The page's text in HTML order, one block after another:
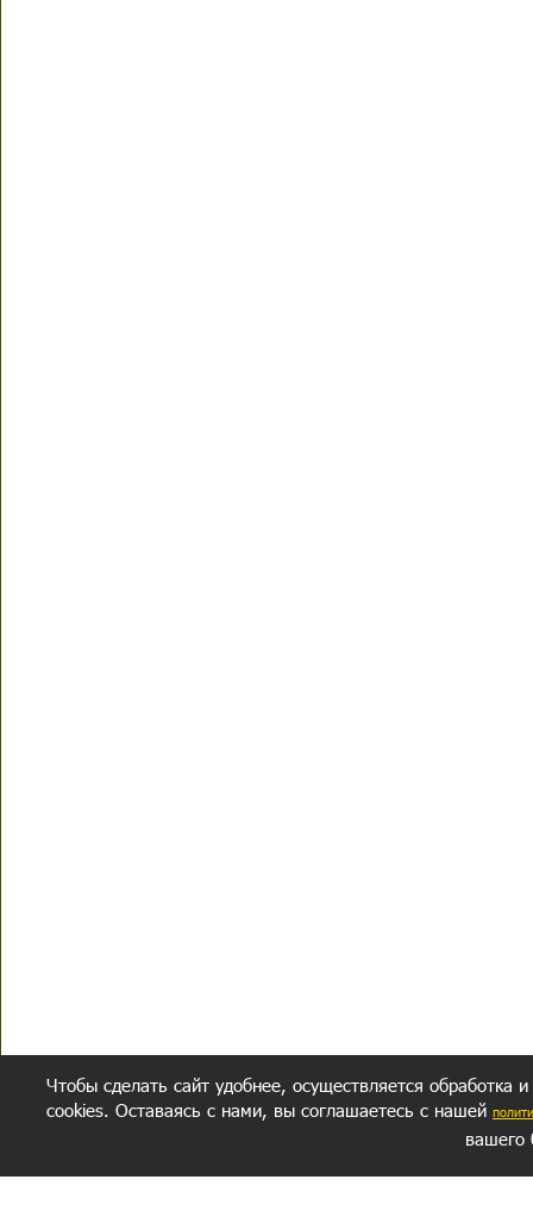
Чтобы сделать сайт удобнее, осуществляется обработка
cookies. Оставаясь с нами, вы соглашаетесь с нашей
вашего